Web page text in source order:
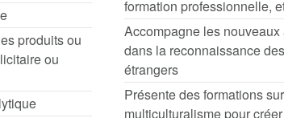
produits ou
ou
formation professionnelle,
Accompagne les
dans la reconnaissance
étrangers
Présente des formations
multiculturalisme pour